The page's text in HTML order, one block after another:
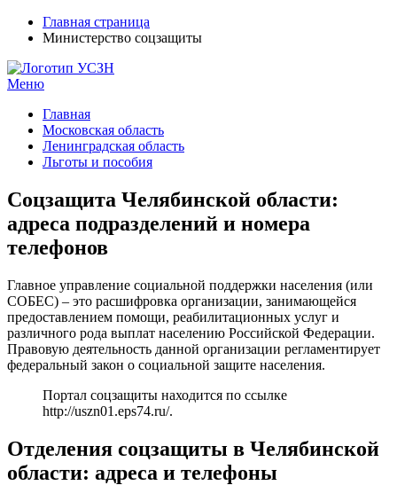
Главная страница
Министерство соцзащиты
Меню
Главная
Московская область
Ленинградская область
Льготы и пособия
Соцзащита Челябинской области:
адреса подразделений и номера
телефонов
Главное управление социальной поддержки населения (или
СОБЕС) – это расшифровка организации, занимающейся
предоставлением помощи, реабилитационных услуг и
различного рода выплат населению Российской Федерации.
Правовую деятельность данной организации регламентирует
федеральный закон о социальной защите населения.
Портал соцзащиты находится по ссылке
http://uszn01.eps74.ru/.
Отделения соцзащиты в Челябинской
области: адреса и телефоны